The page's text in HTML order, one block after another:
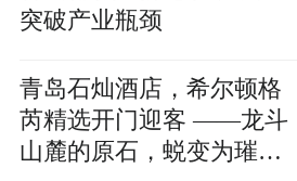
突破产业瓶颈
青岛石灿酒店，希尔顿格
芮精选开门迎客 ——龙斗
山麓的原石，蜕变为璀璨